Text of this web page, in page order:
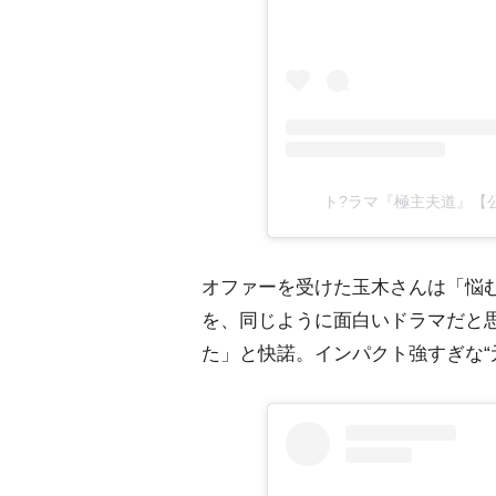
ト?ラマ『極主夫道』
オファーを受けた玉木さんは「悩
を、同じように面白いドラマだと
た」と快諾。インパクト強すぎな